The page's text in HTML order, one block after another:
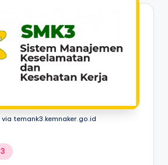
temank3.kemnaker.go.id